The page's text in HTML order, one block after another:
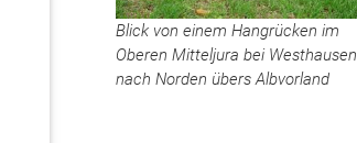
Blick von einem Hangrücken im
Oberen Mitteljura bei Westhausen
nach Norden übers Albvorland